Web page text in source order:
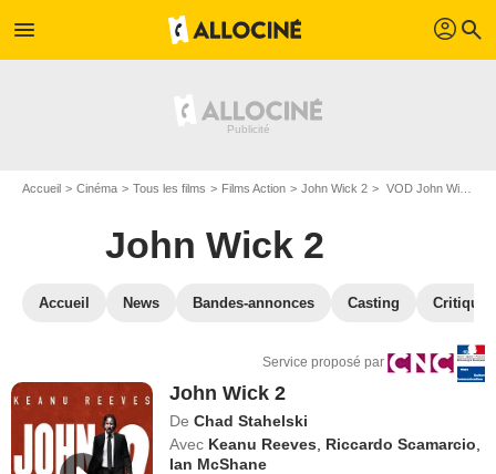
menu profil search
Accueil Cinéma Tous les films Films Action John Wick 2 VOD John Wick 2
John Wick 2
Accueil News Bandes-annonces Casting
Service proposé par
John Wick 2
De Chad Stahelski
Avec Keanu Reeves Riccardo Scamarcio
Ian McShane